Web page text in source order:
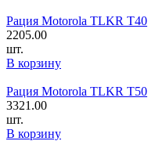
Рация Motorola TLKR T40
2205.00
шт.
В корзину
Рация Motorola TLKR T50
3321.00
шт.
В корзину